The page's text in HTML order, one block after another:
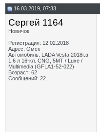
16.03.2019, 07:33
Сергей 1164
Новичок
Регистрация: 12.02.2018
Адрес: Омск
Автомобиль: LADA Vesta 2018г.в.
1.6 л 16-кл. CNG, 5МТ / Luxe /
Multimedia (GFLA1-52-022)
Возраст: 62
Сообщений: 22